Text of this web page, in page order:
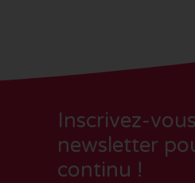
Inscrivez-
newsletter
continu !